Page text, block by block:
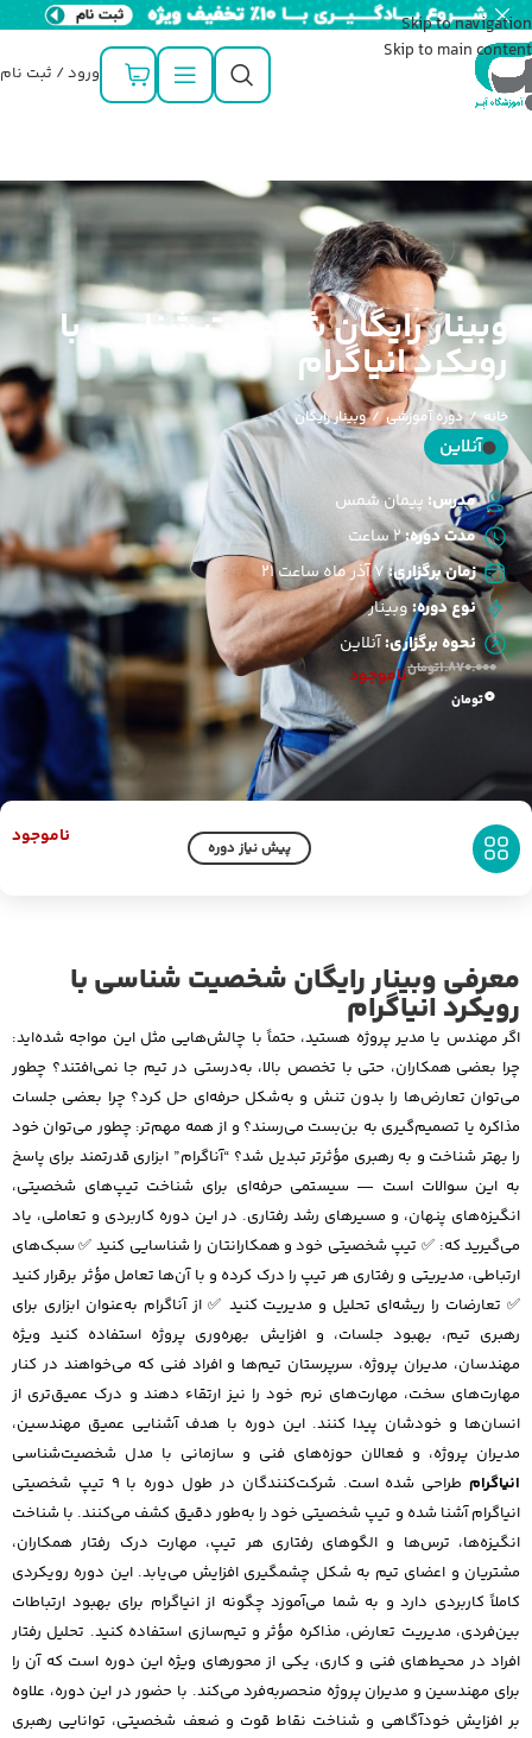
Skip to navigation
Skip to main content
ورود / ثبت نام
وبینار رایگان شخصیت شناسی با
رویکرد انیاگرام
خانه/ دوره آموزشی/وبینار رایگان
آنلاین
مدرس: پیمان شمس
مدت دوره:2 ساعت
زمان برگزاری:7 آذر ماه ساعت 21
نوع دوره:وبینار
نحوه برگزاری:آنلاین
1.870.000تومان
0تومان
ناموجود
پیش نیاز دوره ناموجود
معرفی وبینار رایگان شخصیت شناسی با
رویکرد انیاگرام
اگر مهندس یا مدیر پروژه هستید، حتماً با چالش‌هایی مثل این مواجه شده‌اید:
چرا بعضی همکاران، حتی با تخصص بالا، به‌درستی در تیم جا نمی‌افتند؟ چطور
می‌توان تعارض‌ها را بدون تنش و به‌شکل حرفه‌ای حل کرد؟ چرا بعضی جلسات
مذاکره یا تصمیم‌گیری به بن‌بست می‌رسند؟ و از همه مهم‌تر: چطور می‌توان خود
را بهتر شناخت و به رهبری مؤثرتر تبدیل شد؟ “آناگرام” ابزاری قدرتمند برای پاسخ
به این سوالات است — سیستمی حرفه‌ای برای شناخت تیپ‌های شخصیتی،
انگیزه‌های پنهان، و مسیرهای رشد رفتاری. در این دوره کاربردی و تعاملی، یاد
می‌گیرید که: ✅ تیپ شخصیتی خود و همکارانتان را شناسایی کنید ✅ سبک‌های
ارتباطی، مدیریتی و رفتاری هر تیپ را درک کرده و با آن‌ها تعامل مؤثر برقرار کنید
✅ تعارضات را ریشه‌ای تحلیل و مدیریت کنید ✅ از آناگرام به‌عنوان ابزاری برای
رهبری تیم، بهبود جلسات، و افزایش بهره‌وری پروژه استفاده کنید ویژه
مهندسان، مدیران پروژه، سرپرستان تیم‌ها و افراد فنی که می‌خواهند در کنار
مهارت‌های سخت، مهارت‌های نرم خود را نیز ارتقاء دهند و درک عمیق‌تری از
انسان‌ها و خودشان پیدا کنند. این دوره با هدف آشنایی عمیق مهندسین،
مدیران پروژه، و فعالان حوزه‌های فنی و سازمانی با مدل شخصیت‌شناسی
انیاگرام
طراحی شده است. شرکت‌کنندگان در طول دوره با ۹ تیپ شخصیتی
انیاگرام آشنا شده و تیپ شخصیتی خود را به‌طور دقیق کشف می‌کنند. با شناخت
انگیزه‌ها، ترس‌ها و الگوهای رفتاری هر تیپ، مهارت درک رفتار همکاران،
مشتریان و اعضای تیم به شکل چشمگیری افزایش می‌یابد. این دوره رویکردی
کاملاً کاربردی دارد و به شما می‌آموزد چگونه از انیاگرام برای بهبود ارتباطات
بین‌فردی، مدیریت تعارض، مذاکره مؤثر و تیم‌سازی استفاده کنید. تحلیل رفتار
افراد در محیط‌های فنی و کاری، یکی از محورهای ویژه این دوره است که آن را
برای مهندسین و مدیران پروژه منحصر‌به‌فرد می‌کند. با حضور در این دوره، علاوه
بر افزایش خودآگاهی و شناخت نقاط قوت و ضعف شخصیتی، توانایی رهبری